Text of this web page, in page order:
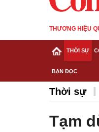
THƯƠNG HIỆU
THỜI SỰ
BẠN ĐỌC
Thời sự
Tạm